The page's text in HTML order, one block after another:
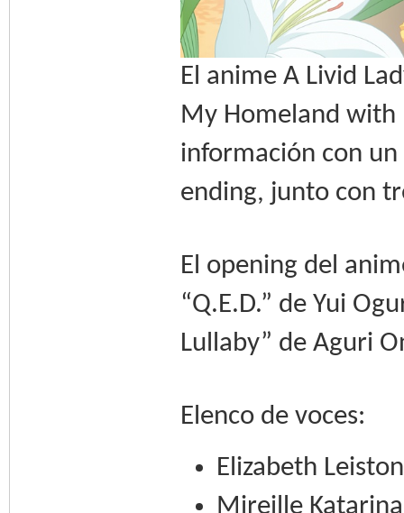
El anime A Livid
My Homeland
información con
ending, junto con
El opening del
“Q.E.D.” de Yui
Lullaby” de Aguri
Elenco de voces:
Elizabeth
Mireille